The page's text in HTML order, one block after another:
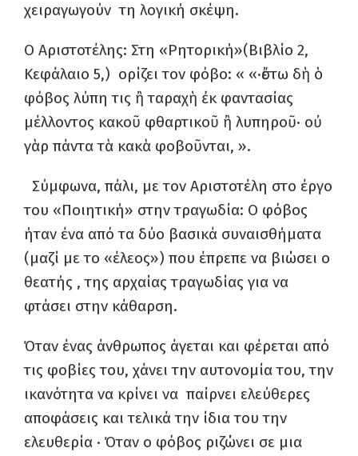
χειραγωγούν τη λογική σκέψη.
Ο Αριστοτέλης: Στη «Ρητορική»(Βιβλίο 2,
Κεφάλαιο 5,) ορίζει τον φόβο: « «·ἔστω δὴ ὁ
φόβος λύπη τις ἢ ταραχὴ ἐκ φαντασίας
μέλλοντος κακοῦ φθαρτικοῦ ἢ λυπηροῦ· οὐ
γὰρ πάντα τὰ κακὰ φοβοῦνται, ».
Σύμφωνα, πάλι, με τον Αριστοτέλη στο έργο
του «Ποιητική» στην τραγωδία: Ο φόβος
ήταν ένα από τα δύο βασικά συναισθήματα
(μαζί με το «έλεος») που έπρεπε να βιώσει ο
θεατής , της αρχαίας τραγωδίας για να
φτάσει στην κάθαρση.
Όταν ένας άνθρωπος άγεται και φέρεται από
τις φοβίες του, χάνει την αυτονομία του, την
ικανότητα να κρίνει να παίρνει ελεύθερες
αποφάσεις και τελικά την ίδια του την
ελευθερία · Όταν ο φόβος ριζώνει σε μια